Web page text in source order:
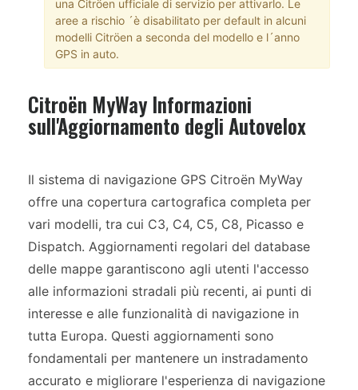
una Citröen ufficiale di servizio per attivarlo. Le
aree a rischio ´è disabilitato per default in alcuni
modelli Citröen a seconda del modello e l´anno
GPS in auto.
Citroën MyWay Informazioni
sull'Aggiornamento degli Autovelox
Il sistema di navigazione GPS Citroën MyWay
offre una copertura cartografica completa per
vari modelli, tra cui C3, C4, C5, C8, Picasso e
Dispatch. Aggiornamenti regolari del database
delle mappe garantiscono agli utenti l'accesso
alle informazioni stradali più recenti, ai punti di
interesse e alle funzionalità di navigazione in
tutta Europa. Questi aggiornamenti sono
fondamentali per mantenere un instradamento
accurato e migliorare l'esperienza di navigazione